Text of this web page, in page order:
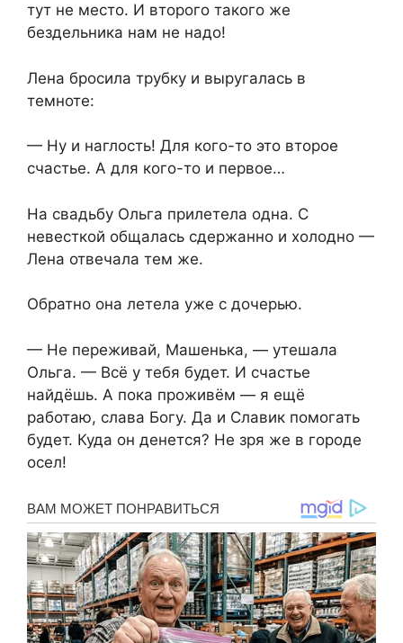
тут не место. И второго такого же
бездельника нам не надо!
Лена бросила трубку и выругалась в
темноте:
— Ну и наглость! Для кого-то это второе
счастье. А для кого-то и первое…
На свадьбу Ольга прилетела одна. С
невесткой общалась сдержанно и холодно —
Лена отвечала тем же.
Обратно она летела уже с дочерью.
— Не переживай, Машенька, — утешала
Ольга. — Всё у тебя будет. И счастье
найдёшь. А пока проживём — я ещё
работаю, слава Богу. Да и Славик помогать
будет. Куда он денется? Не зря же в городе
осел!